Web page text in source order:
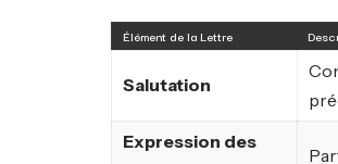
Élément de la Lettre
Salutation
Expression des